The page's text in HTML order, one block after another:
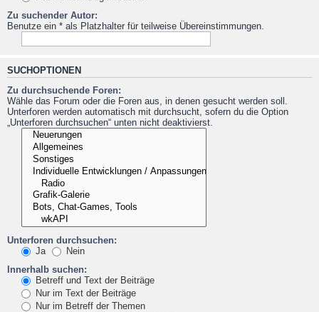
Zu suchender Autor:
Benutze ein * als Platzhalter für teilweise Übereinstimmungen.
SUCHOPTIONEN
Zu durchsuchende Foren:
Wähle das Forum oder die Foren aus, in denen gesucht werden soll.
Unterforen werden automatisch mit durchsucht, sofern du die Option
„Unterforen durchsuchen“ unten nicht deaktivierst.
Unterforen durchsuchen:
Ja
Nein
Innerhalb suchen:
Betreff und Text der Beiträge
Nur im Text der Beiträge
Nur im Betreff der Themen